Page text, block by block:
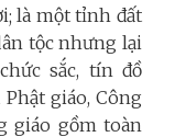
là một tỉnh đất
tộc nhưng lại
sắc, tín đồ
giáo, Công
giáo gồm toàn